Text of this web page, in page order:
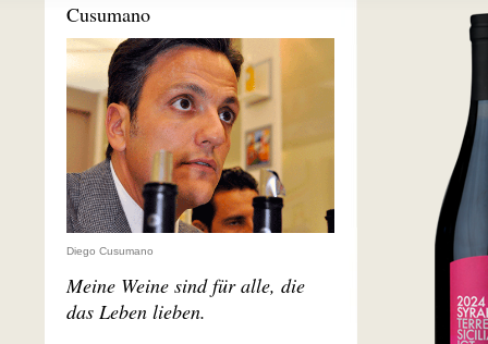
Cusumano
Diego Cusumano
Meine Weine sind für alle, die
das Leben lieben.